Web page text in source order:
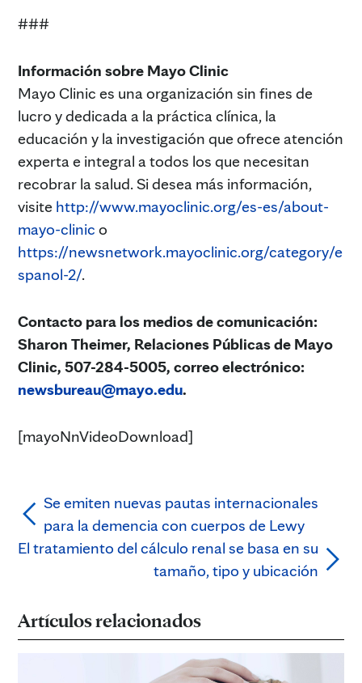
###
Información sobre Mayo Clinic
Mayo Clinic es una organización sin fines de
lucro y dedicada a la práctica clínica, la
educación y la investigación que ofrece atención
experta e integral a todos los que necesitan
recobrar la salud. Si desea más información,
visite http://www.mayoclinic.org/es-es/about-
mayo-clinic o
https://newsnetwork.mayoclinic.org/category/e
spanol-2/.
Contacto para los medios de comunicación:
Sharon Theimer, Relaciones Públicas de Mayo
Clinic, 507-284-5005, correo electrónico:
newsbureau@mayo.edu.
[mayoNnVideoDownload]
Se emiten nuevas pautas internacionales
para la demencia con cuerpos de Lewy
El tratamiento del cálculo renal se basa en su
tamaño, tipo y ubicación
Artículos relacionados